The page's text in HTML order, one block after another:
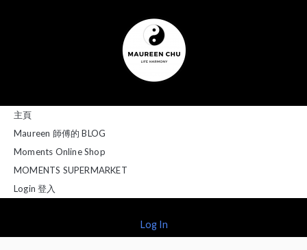
主頁
Maureen 師傅的 BLOG
Moments Online Shop
MOMENTS SUPERMARKET
Login 登入
Log In